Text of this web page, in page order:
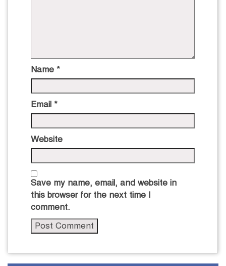
Name *
Email *
Website
Save my name, email, and website in
this browser for the next time I
comment.